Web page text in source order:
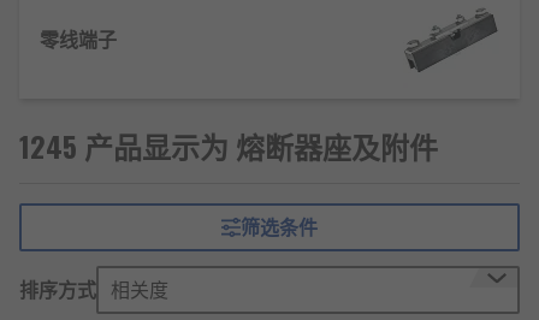
最好戴上手套， 橡胶或塑料材料都可以
用一小块抹布包裹在螺丝刀周围，擦拭熔断器
座内部
清洁后，使用小油漆刷在熔断器座的所有区域
零线端子
1245 产品显示为 熔断器座及附件
筛选条件
排序方式 相关度